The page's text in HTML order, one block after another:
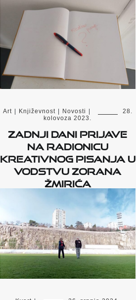
Art Književnost Novosti
28.
kolovoza 2023.
Zadnji dani prijave
na radionicu
kreativnog pisanja u
vodstvu Zorana
Žmirića